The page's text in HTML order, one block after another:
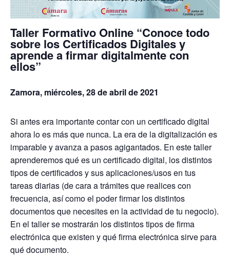
Taller Formativo Online “Conoce todo
sobre los Certificados Digitales y
aprende a firmar digitalmente con
ellos”
Zamora, miércoles, 28 de abril de 2021
Si antes era importante contar con un certificado digital
ahora lo es más que nunca. La era de la digitalización es
imparable y avanza a pasos agigantados. En este taller
aprenderemos qué es un certificado digital, los distintos
tipos de certificados y sus aplicaciones/usos en tus
tareas diarias (de cara a trámites que realices con
frecuencia, así como el poder firmar los distintos
documentos que necesites en la actividad de tu negocio).
En el taller se mostrarán los distintos tipos de firma
electrónica que existen y qué firma electrónica sirve para
qué documento.